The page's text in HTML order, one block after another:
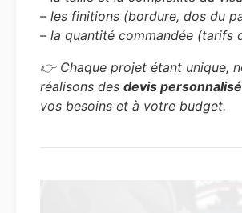
– les finitions (bordure, dos du
– la quantité commandée (tarifs
👉 Chaque projet étant unique,
réalisons des devis
vos besoins et à votre budget.